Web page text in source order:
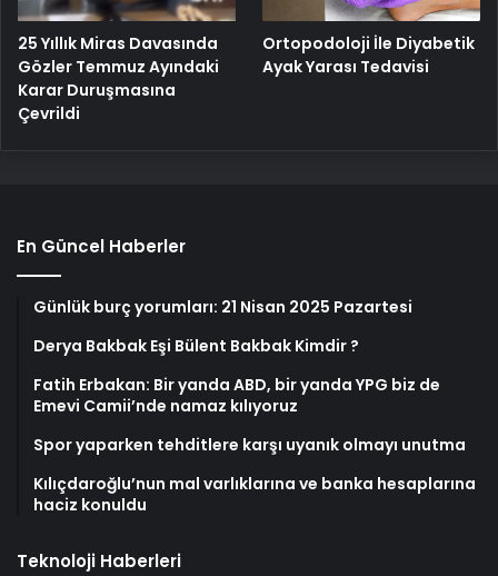
25 Yıllık Miras Davasında
Gözler Temmuz Ayındaki
Karar Duruşmasına
Çevrildi
Ortopodoloji İle Diyabetik
Ayak Yarası Tedavisi
En Güncel Haberler
Günlük burç yorumları: 21 Nisan 2025 Pazartesi
Derya Bakbak Eşi Bülent Bakbak Kimdir ?
Fatih Erbakan: Bir yanda ABD, bir yanda YPG biz de
Emevi Camii’nde namaz kılıyoruz
Spor yaparken tehditlere karşı uyanık olmayı unutma
Kılıçdaroğlu’nun mal varlıklarına ve banka hesaplarına
haciz konuldu
Teknoloji Haberleri